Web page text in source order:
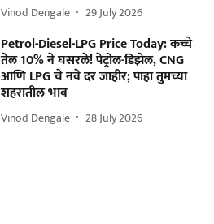
Vinod Dengale 29 July 2026
Petrol-Diesel-LPG Price Today: कच्चे
तेल 10% ने घसरले! पेट्रोल-डिझेल, CNG
आणि LPG चे नवे दर जाहीर; पाहा तुमच्या
शहरातील भाव
Vinod Dengale 28 July 2026